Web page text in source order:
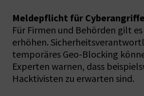
Meldepflicht für Cyberangriffe
Für Firmen und Behörden gilt
erhöhen.
temporäres Geo-Blocking
Experten warnen, dass
Hacktivisten zu erwarten sind.